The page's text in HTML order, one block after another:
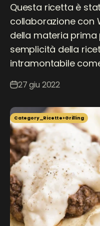
Questa ricetta è
collaborazione con
della materia
semplicità della
intramontabile
27 giu 2022
Category_Ricette>Grilling